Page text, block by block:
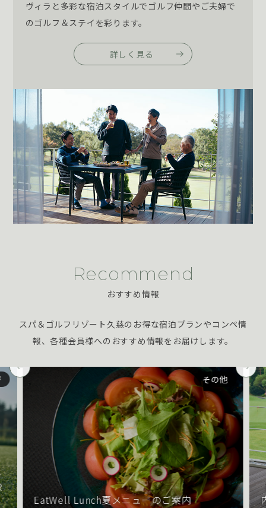
ヴィラと多彩な宿泊スタイルでゴルフ仲間やご夫婦で
のゴルフ＆ステイを彩ります。
詳しく見る
Recommend
おすすめ情報
スパ＆ゴルフリゾート久慈のお得な宿泊プランやコンペ情
報、各種会員様へのおすすめ情報をお届けします。
EatWell Lunch夏メニューのご案内
その他